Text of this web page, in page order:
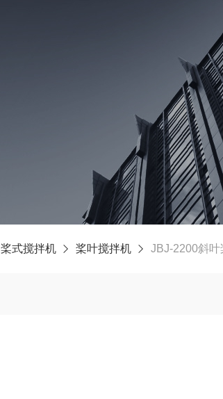
桨式搅拌机 桨叶搅拌机 JBJ-2200斜